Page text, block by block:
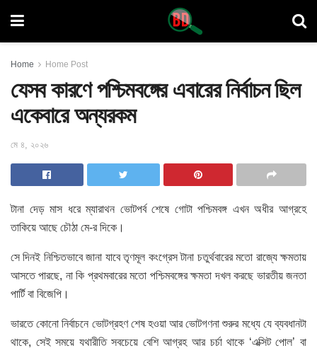
Home Home Post
যেসব কারণে পশ্চিমবঙ্গের এবারের নির্বাচন ছিল
একেবারে অন্যরকম
মে ৪, ২০২৬
টানা দেড় মাস ধরে ম্যারাথন ভোটপর্ব শেষে গোটা পশ্চিমবঙ্গ এখন অধীর আগ্রহে
তাকিয়ে আছে চৌঠা মে-র দিকে।
সে দিনই নিশ্চিতভাবে জানা যাবে তৃণমূল কংগ্রেস টানা চতুর্থবারের মতো রাজ্যে ক্ষমতায়
আসতে পারছে, না কি প্রথমবারের মতো পশ্চিমবঙ্গের ক্ষমতা দখল করছে ভারতীয় জনতা
পার্টি বা বিজেপি।
ভারতে কোনো নির্বাচনে ভোটগ্রহণ শেষ হওয়া আর ভোটগণনা শুরুর মধ্যে যে ব্যবধানটা
থাকে, সেই সময়ে যথারীতি সবচেয়ে বেশি আগ্রহ আর চর্চা থাকে ‘এক্সিট পোল’ বা